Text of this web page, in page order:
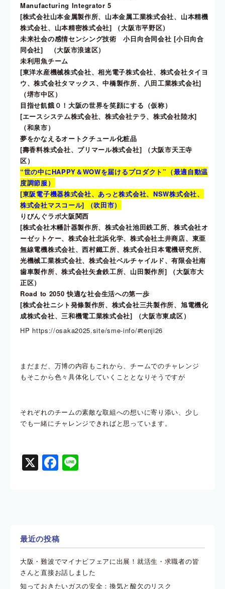
Manufacturing Integrator 5
[株式会社山本金属製作所、山本金属工業株式会社、山本精機
株式会社、山本精密株式会社] （大阪市平野区）
未来社会の感情センシング技術 小日向合同会社 [小日向合
同会社] （大阪市浪速区）
未利用魚チーム
[東洋水産機械株式会社、相光電子株式会社、株式会社タイヨ
ウ、株式会社タマックス、中橋製作所、八田工業株式会社]
（堺市中区）
目指せ飢餓０！大阪の世界を笑顔にする（仮称）
[エースシステム株式会社、株式会社テラ、株式会社陸水]
（和泉市）
夢をかなえるオートクチュール化粧品
[壽香料株式会社、プリマール株式会社] （大阪市天王寺
区）
“世の中にHAPPY＆WOWを届けるプロダクト”（最適自動温
度調節服）
[東阪電子機器株式会社、あっと株式会社、NSW株式会社、
株式会社マスコール] （吹田市）
りびんぐラボ大阪関西
[株式会社木幡計器製作所、株式会社池田鉄工所、株式会社オ
ーゼットケー、株式会社北浜化学、株式会社土井商店、東亜
無線電機株式会社、西村鐵工所、株式会社日本電機研究所、
光機械工業株式会社、株式会社ベルチャイルド、有限会社南
歯車製作所、株式会社矢倉鉄工所、山田製作所] （大阪市大
正区）
Road to 2050 快適な社会生活への第一歩
[株式会社ニシト発條製作所、株式会社三共製作所、旭電機化
成株式会社、三和機電工業株式会社] （大阪市東成区）
HP https://osaka2025.site/sme-info/#tenji26
まだまだ、万博の内容もこれから、チームでのチャレンジ
もそこから色々具体化していくこととなりそうですが
それぞれのチームの素敵な取組への想いに寄り添い、少し
でも一緒にチャレンジできればと思っています。
X Facebook
最近の投稿
大阪・難波でマイナビフェアに出展！就活生・求職者の皆
さんと直接お話しました
知っておきたいガスの安全：換気と酸欠のリスク